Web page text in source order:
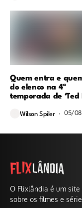
Quem entra e
do elenco na 4ª
temporada de ‘Ted
Wilson Spiler 05/
O Flixlândia é um
sobre os filmes e